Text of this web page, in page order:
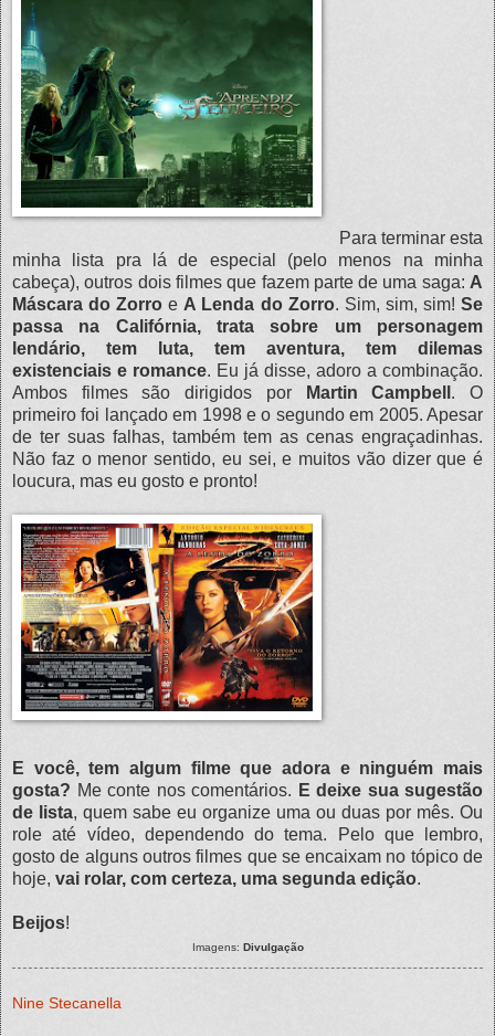
Para terminar esta
minha lista pra lá de especial (pelo menos na minha
cabeça), outros dois filmes que fazem parte de uma saga: A
Máscara do Zorro e A Lenda do Zorro. Sim, sim, sim!Se
passa na Califórnia, trata sobre um personagem
lendário, tem luta, tem aventura, tem dilemas
existenciais e romance. Eu já disse, adoro a combinação.
Ambos filmes são dirigidos por
Martin Campbell . O
primeiro foi lançado em 1998 e o segundo em 2005. Apesar
de ter suas falhas, também tem as cenas engraçadinhas.
Não faz o menor sentido, eu sei, e muitos vão dizer que é
loucura, mas eu gosto e pronto!
E você, tem algum filme que adora e ninguém mais
gosta? Me conte nos comentários. E deixe sua sugestão
de lista, quem sabe eu organize uma ou duas por mês. Ou
role até vídeo, dependendo do tema. Pelo que lembro,
gosto de alguns outros filmes que se encaixam no tópico de
hoje, vai rolar, com certeza, uma segunda edição.
Beijos!
Imagens: Divulgação
Nine Stecanella